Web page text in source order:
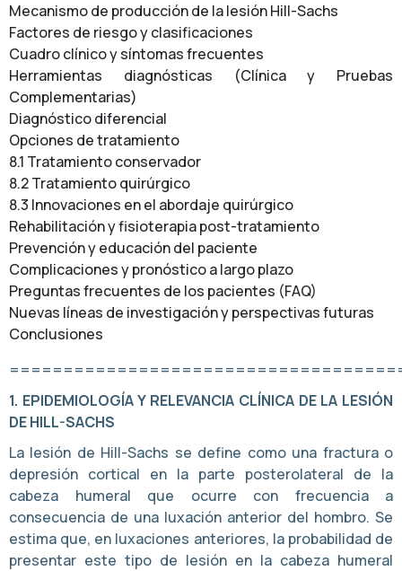
Mecanismo de producción de la lesión Hill-Sachs
Factores de riesgo y clasificaciones
Cuadro clínico y síntomas frecuentes
Herramientas diagnósticas (Clínica y Pruebas
Complementarias)
Diagnóstico diferencial
Opciones de tratamiento
8.1 Tratamiento conservador
8.2 Tratamiento quirúrgico
8.3 Innovaciones en el abordaje quirúrgico
Rehabilitación y fisioterapia post-tratamiento
Prevención y educación del paciente
Complicaciones y pronóstico a largo plazo
Preguntas frecuentes de los pacientes (FAQ)
Nuevas líneas de investigación y perspectivas futuras
Conclusiones
1. EPIDEMIOLOGÍA Y RELEVANCIA CLÍNICA DE LA LESIÓN
DE HILL-SACHS
La lesión de Hill-Sachs se define como una fractura o
depresión cortical en la parte posterolateral de la
cabeza humeral que ocurre con frecuencia a
consecuencia de una luxación anterior del hombro. Se
estima que, en luxaciones anteriores, la probabilidad de
presentar este tipo de lesión en la cabeza humeral